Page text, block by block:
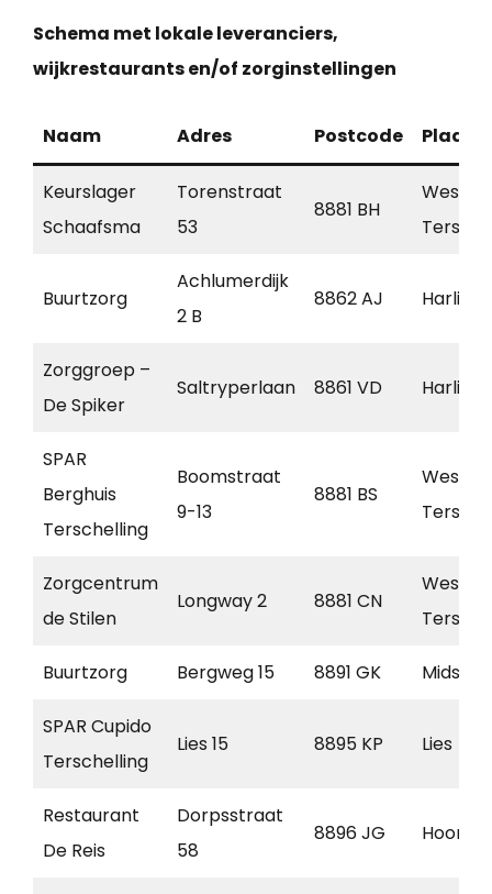
Schema met lokale leveranciers,
wijkrestaurants en/of zorginstellingen
Naam Adres Postcode Plaats
Keurslager
Schaafsma
Torenstraat
53
8881 BH
West-
Buurtzorg
Achlumerdijk
2 B
8862 AJ
Zorggroep –
De Spiker
Saltryperlaan 8861 VD
SPAR
Berghuis
Terschelling
Boomstraat
9-13
8881 BS
West
Zorgcentrum
de Stilen
Longway 2 8881 CN
West-
Buurtzorg Bergweg 15 8891 GK
SPAR Cupido
Terschelling
Lies 15 8895 KP Lies
Restaurant
De Reis
Dorpsstraat
58
8896 JG Hoorn